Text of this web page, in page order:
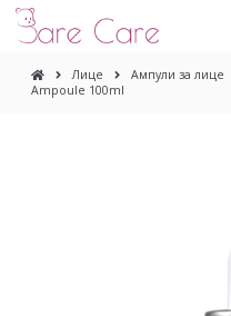
Лице Ампули за лице
Ampoule 100ml